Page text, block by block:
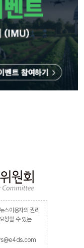
스이용자의 권리
청할 수 있는